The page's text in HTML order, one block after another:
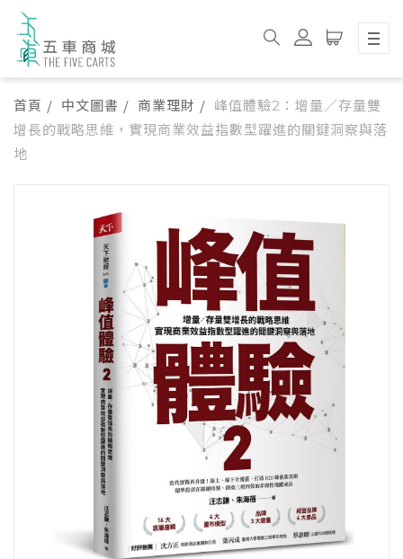
首頁 中文圖書 商業理財
峰值體驗2：增量／存量雙
增長的戰略思維，實現商業效益指數型躍進的關鍵洞察與落
地